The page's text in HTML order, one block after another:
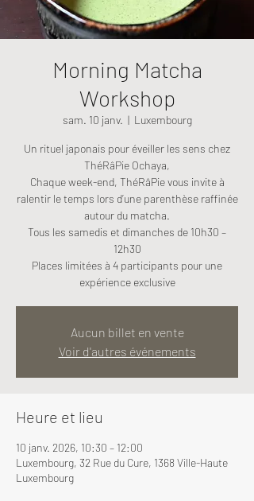
Morning Matcha
Workshop
sam. 10 janv.
  |
Luxembourg
Un rituel japonais pour éveiller les sens chez
ThéRâPie Ochaya,
Chaque week-end, ThéRâPie vous invite à
ralentir le temps lors d’une parenthèse raffinée
autour du matcha.
Tous les samedis et dimanches de 10h30 –
12h30
Places limitées à 4 participants pour une
expérience exclusive
Aucun billet en vente
Voir d'autres événements
Heure et lieu
10 janv. 2026, 10:30 – 12:00
Luxembourg, 32 Rue du Cure, 1368 Ville-Haute
Luxembourg